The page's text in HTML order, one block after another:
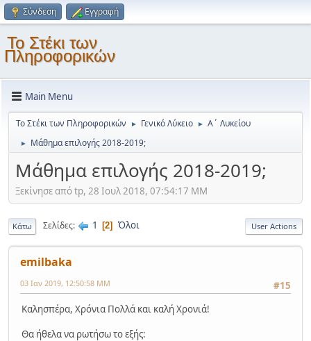
Σύνδεση Εγγραφή
Το Στέκι των
Πληροφορικών
Main Menu
Το Στέκι των Πληροφορικών ► Γενικό Λύκειο ► Α΄ Λυκείου
► Μάθημα επιλογής 2018-2019;
Μάθημα επιλογής 2018-2019;
Ξεκίνησε από tp, 28 Ιουλ 2018, 07:54:17 ΜΜ
Κάτω Σελίδες 1 2 Όλοι User Actions
emilbaka
#15
03 Ιαν 2019, 12:50:58 ΜΜ
Καλησπέρα, Χρόνια Πολλά και καλή Χρονιά!
Θα ήθελα να ρωτήσω το εξής: